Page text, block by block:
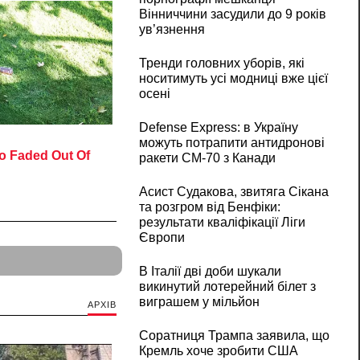
АРХІВ
Вінниччини засудили до 9 років
ув’язнення
Тренди головних уборів, які
носитимуть усі модниці вже цієї
осені
Defense Express: в Україну
можуть потрапити антидронові
ракети CM-70 з Канади
Асист Судакова, звитяга Сікана
та розгром від Бенфіки:
результати кваліфікації Ліги
Європи
В Італії дві доби шукали
викинутий лотерейний білет з
виграшем у мільйон
Соратниця Трампа заявила, що
Кремль хоче зробити США